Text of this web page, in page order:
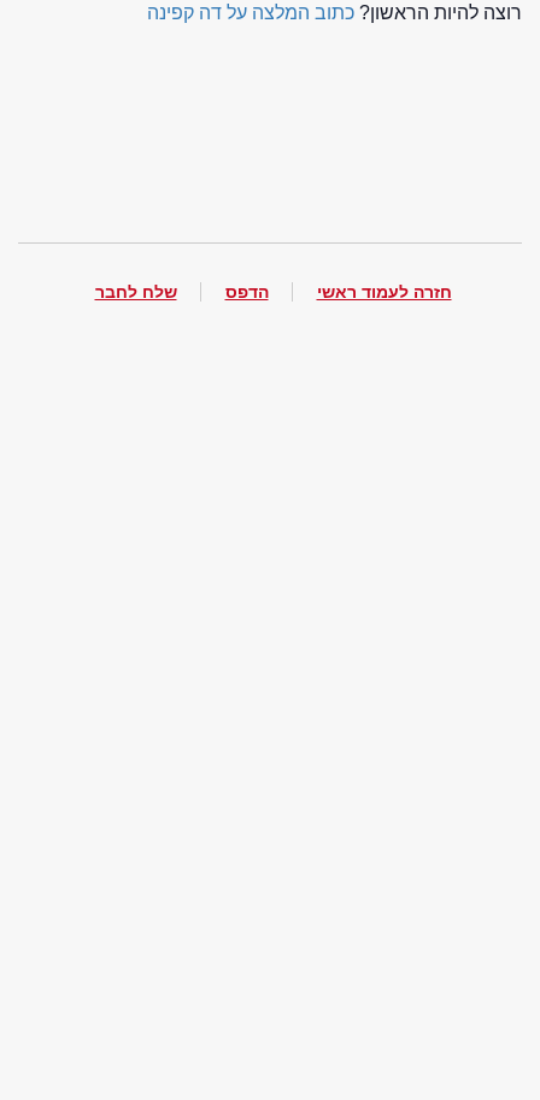
רוצה להיות הראשון? כתוב המלצה על דה קפינה
חזרה לעמוד ראשי הדפס שלח לחבר